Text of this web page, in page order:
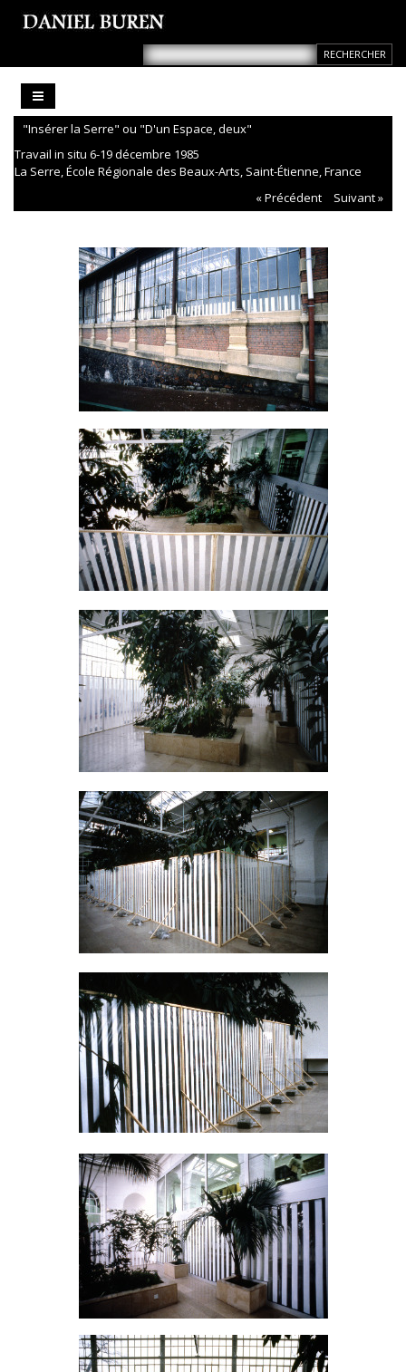
"Insérer la Serre" ou "D'un Espace, deux"
Travail in situ 6-19 décembre 1985
La Serre, École Régionale des Beaux-Arts, Saint-Étienne, France
« Précédent
Suivant »